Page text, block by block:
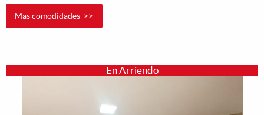
Mas comodidades >>
En Arriendo